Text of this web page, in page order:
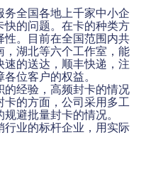
全国各地上千家中小企
快的问题。在卡的种类方
性。目前在全国范围内共
，湖北等六个工作室，能
的送达，顺丰快递，注
位客户的权益。
的经验，高频封卡的情况
的方面，公司采用多工
避批量封卡的情况。
行业的标杆企业，用实际